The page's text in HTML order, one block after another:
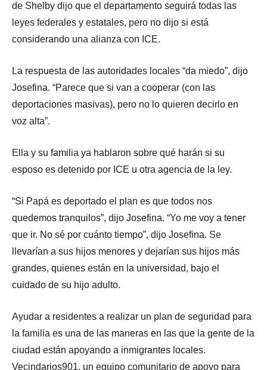
de Shelby dijo que el departamento seguirá todas las
leyes federales y estatales, pero no dijo si está
considerando una alianza con ICE.
La respuesta de las autoridades locales “da miedo”, dijo
Josefina. “Parece que si van a cooperar (con las
deportaciones masivas), pero no lo quieren decirlo en
voz alta”.
Ella y su familia ya hablaron sobre qué harán si su
esposo es detenido por ICE u otra agencia de la ley.
“Si Papá es deportado el plan es que todos nos
quedemos tranquilos”, dijo Josefina. “Yo me voy a tener
que ir. No sé por cuánto tiempo”, dijo Josefina. Se
llevarían a sus hijos menores y dejarían sus hijos más
grandes, quienes están en la universidad, bajo el
cuidado de su hijo adulto.
Ayudar a residentes a realizar un plan de seguridad para
la familia es una de las maneras en las que la gente de la
ciudad están apoyando a inmigrantes locales.
Vecindarios901, un equipo comunitario de apoyo para